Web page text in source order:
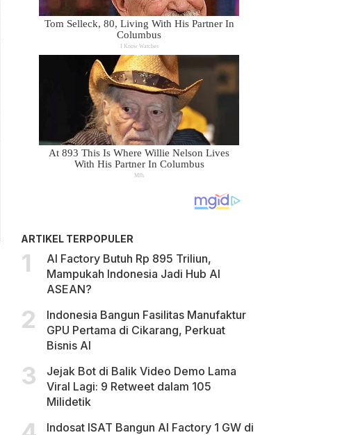
ARTIKEL TERPOPULER
AI Factory Butuh Rp 895 Triliun,
Mampukah Indonesia Jadi Hub AI
ASEAN?
Indonesia Bangun Fasilitas Manufaktur
GPU Pertama di Cikarang, Perkuat
Bisnis AI
Jejak Bot di Balik Video Demo Lama
Viral Lagi: 9 Retweet dalam 105
Milidetik
Indosat ISAT Bangun AI Factory 1 GW di